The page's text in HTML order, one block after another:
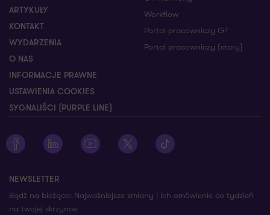
ARTYKUŁY
KONTAKT
WYDARZENIA
O NAS
INFORMACJE PRAWNE
USTAWIENIA COOKIES
SYGNALIŚCI (PURPLE LINE)
Workflow
Portal pracowniczy GT
Portal pracowniczy (stary)
Zobacz profil Grant Thornton na Facebooku
Zobacz profil Grant Thornton na LinkedIn
Zobacz profil Grant Thornton na YouTube
Zobacz profil Grant Thornton na X
Zobacz profil Grant
NEWSLETTER
Bądź na bieżąco: Najważniejsze zmiany i ich omówienie co tydzień
na twojej skrzynce